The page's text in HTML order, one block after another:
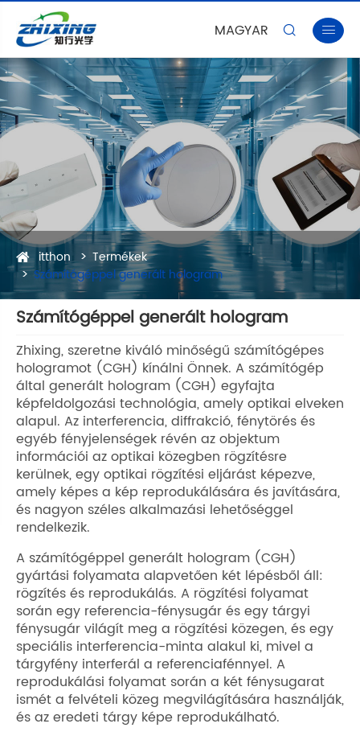
MAGYAR  
itthon
Termékek
Számítógéppel generált hologram
Számítógéppel generált hologram
Zhixing, szeretne kiváló minőségű számítógépes
hologramot (CGH) kínálni Önnek. A számítógép
által generált hologram (CGH) egyfajta
képfeldolgozási technológia, amely optikai elveken
alapul. Az interferencia, diffrakció, fénytörés és
egyéb fényjelenségek révén az objektum
információi az optikai közegben rögzítésre
kerülnek, egy optikai rögzítési eljárást képezve,
amely képes a kép reprodukálására és javítására,
és nagyon széles alkalmazási lehetőséggel
rendelkezik.
A számítógéppel generált hologram (CGH)
gyártási folyamata alapvetően két lépésből áll:
rögzítés és reprodukálás. A rögzítési folyamat
során egy referencia-fénysugár és egy tárgyi
fénysugár világít meg a rögzítési közegen, és egy
speciális interferencia-minta alakul ki, mivel a
tárgyfény interferál a referenciafénnyel. A
reprodukálási folyamat során a két fénysugarat
ismét a felvételi közeg megvilágítására használják,
és az eredeti tárgy képe reprodukálható.